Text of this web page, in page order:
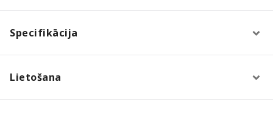
Specifikācija
Lietošana